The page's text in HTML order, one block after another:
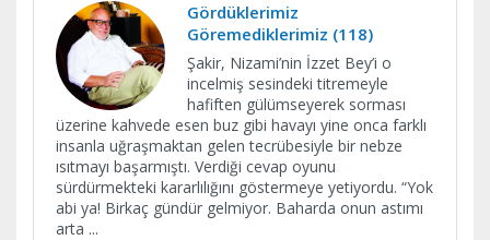
Gördüklerimiz
Göremediklerimiz (118)
Şakir, Nizami’nin İzzet Bey’i o
incelmiş sesindeki titremeyle
hafiften gülümseyerek sorması
üzerine kahvede esen buz gibi havayı yine onca farklı
insanla uğraşmaktan gelen tecrübesiyle bir nebze
ısıtmayı başarmıştı. Verdiği cevap oyunu
sürdürmekteki kararlılığını göstermeye yetiyordu. “Yok
abi ya! Birkaç gündür gelmiyor. Baharda onun astımı
arta ...